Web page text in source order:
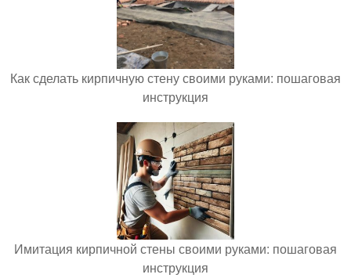
Как сделать кирпичную стену своими руками: пошаговая
инструкция
Имитация кирпичной стены своими руками: пошаговая
инструкция